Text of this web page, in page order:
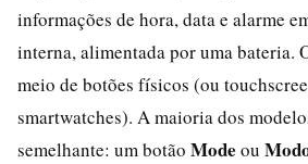
informações de hora, data e alarme
interna, alimentada por uma bateria.
meio de botões físicos (ou
smartwatches). A maioria dos
semelhante: um botão Mode ou